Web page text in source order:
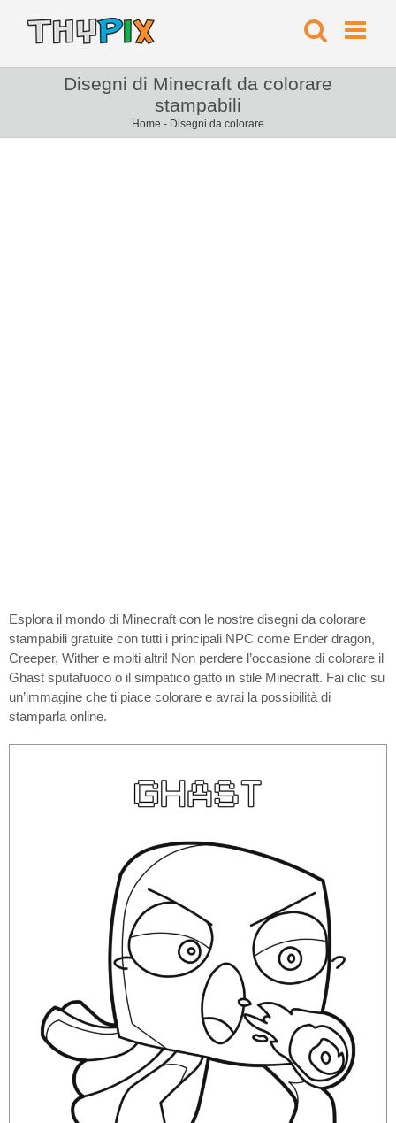
Disegni di Minecraft da colorare
stampabili
Home - Disegni da colorare
Esplora il mondo di Minecraft con le nostre disegni da colorare
stampabili gratuite con tutti i principali NPC come Ender dragon,
Creeper, Wither e molti altri! Non perdere l’occasione di colorare il
Ghast sputafuoco o il simpatico gatto in stile Minecraft. Fai clic su
un’immagine che ti piace colorare e avrai la possibilità di
stamparla online.